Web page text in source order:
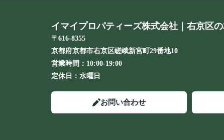
イマイプロパティーズ株式会社｜右京区
〒616-8355
京都府京都市右京区嵯峨新宮町29番地10
営業時間： 10:00-19:00
定休日： 水曜日
お問い合わせ